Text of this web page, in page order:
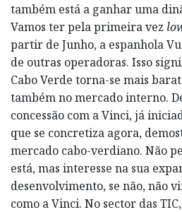
também está a ganhar uma
Vamos ter pela primeira vez
partir de Junho, a espanhola
de outras operadoras. Isso
Cabo Verde torna-se mais
também no mercado interno.
concessão com a Vinci, já
que se concretiza agora,
mercado cabo-verdiano. Não
está, mas interesse na sua
desenvolvimento, se não, não
como a Vinci. No sector das